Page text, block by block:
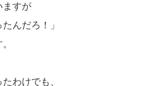
ますが
んだろ！」
わけでも、